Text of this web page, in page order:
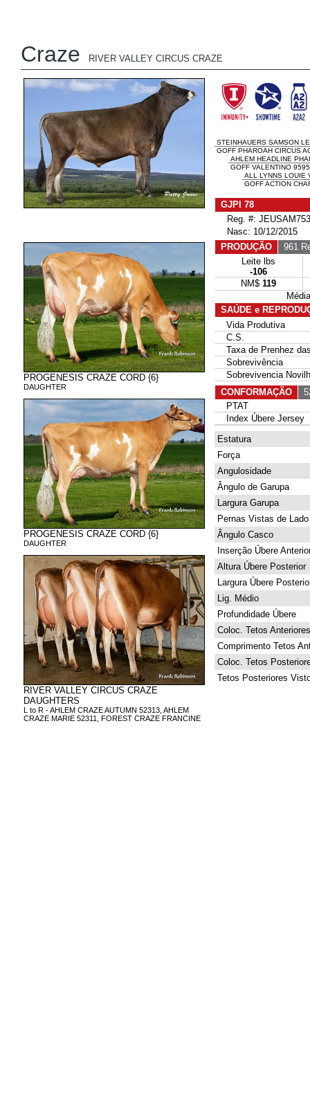
Craze RIVER VALLEY CIRCUS CRAZE
PROGENESIS CRAZE CORD {6}
DAUGHTER
PROGENESIS CRAZE CORD {6}
DAUGHTER
RIVER VALLEY CIRCUS CRAZE
DAUGHTERS
L to R - AHLEM CRAZE AUTUMN 52313, AHLEM
CRAZE MARIE 52311, FOREST CRAZE FRANCINE
STEINHAUERS SAMSON
GOFF PHAROAH CIRCUS
AHLEM HEADLINE
GOFF VALENTINO
ALL LYNNS LOUIE
GOFF ACTION
GJPI 78
Reg. #:
Nasc: 10/12/2015
PRODUÇÃO
961
Leite lbs
-106
NM$ 119
SAÚDE e
Vida Produtiva
C.S.
Taxa de Prenhez
Sobrevivência
Sobrevivencia
CONFORMAÇÃO
PTAT
Index Úbere Jersey
Estatura
Força
Angulosidade
Ângulo de Garupa
Largura Garupa
Pernas Vistas de Lado
Ângulo Casco
Inserção Úbere
Altura Úbere Posterior
Largura Úbere
Lig. Médio
Profundidade Úbere
Coloc. Tetos Anteriores
Comprimento Tetos
Coloc. Tetos
Tetos Posteriores